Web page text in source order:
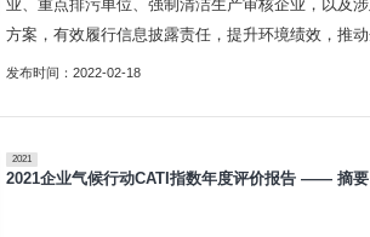
业、重点排污单位、强制清洁生产审核企业，以及
方案，有效履行信息披露责任，提升环境绩效，推
发布时间：2022-02-18
2021
2021企业气候行动CATI指数年度评价报告 —— 摘要